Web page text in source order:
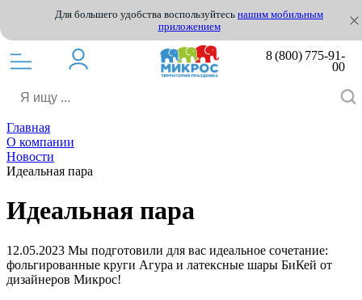
Для большего удобства воспользуйтесь нашим мобильным
приложением
8 (800) 775-91-
00
Главная
О компании
Новости
Идеальная пара
Идеальная пара
12.05.2023 Мы подготовили для вас идеальное сочетание:
фольгированные круги Агура и латексные шары БиКей от
дизайнеров Микрос!